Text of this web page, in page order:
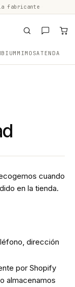
fabricante
MIMOSATENDA
cuando
en la tienda.
dirección
por Shopify
almacenamos